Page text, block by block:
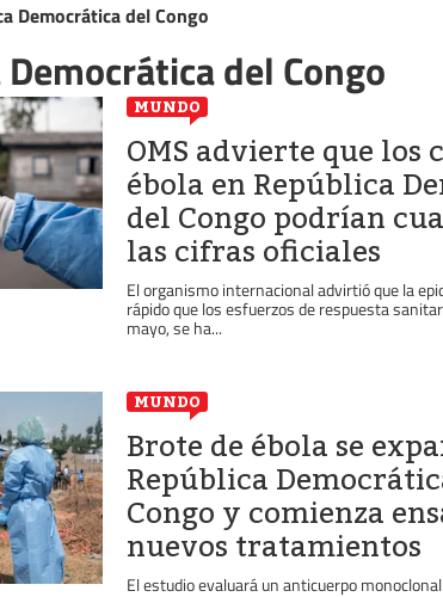
Democrática del Congo
del Congo
MUNDO
OMS advierte que los
ébola en República
del Congo podrían
las cifras oficiales
El organismo internacional advirtió que la
rápido que los esfuerzos de respuesta
mayo, se ha...
MUNDO
Brote de ébola se
República
Congo y comienza
nuevos tratamientos
El estudio evaluará un anticuerpo